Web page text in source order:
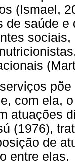
(Ismael,
de saúde
com ela,
atuações
(1976),
de
entre elas.